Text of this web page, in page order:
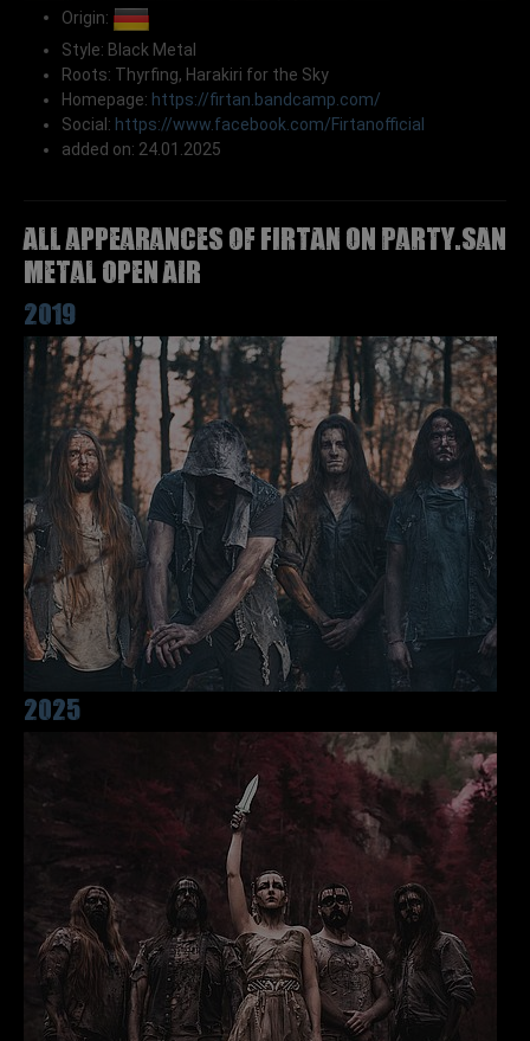
Origin:
Style: Black Metal
Roots: Thyrfing, Harakiri for the Sky
Homepage: https://firtan.bandcamp.com/
Social: https://www.facebook.com/Firtanofficial
added on: 24.01.2025
All appearances of FIRTAN on Party.San
Metal Open Air
2019
2025